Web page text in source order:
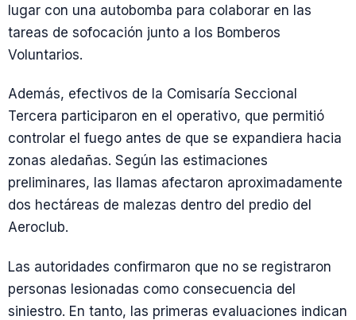
lugar con una autobomba para colaborar en las
tareas de sofocación junto a los Bomberos
Voluntarios.
Además, efectivos de la Comisaría Seccional
Tercera participaron en el operativo, que permitió
controlar el fuego antes de que se expandiera hacia
zonas aledañas. Según las estimaciones
preliminares, las llamas afectaron aproximadamente
dos hectáreas de malezas dentro del predio del
Aeroclub.
Las autoridades confirmaron que no se registraron
personas lesionadas como consecuencia del
siniestro. En tanto, las primeras evaluaciones indican